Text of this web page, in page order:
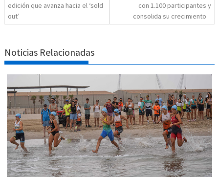
edición que avanza hacia el ‘sold
out’
con 1.100 participantes y
consolida su crecimiento
Noticias Relacionadas